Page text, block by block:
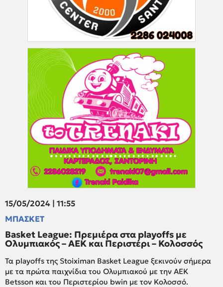
15/05/2024 | 11:55
ΜΠΑΣΚΕΤ
Basket League: Πρεμιέρα στα playoffs με
Ολυμπιακός – ΑΕΚ και Περιστέρι – Κολοσσός
Τα playoffs της Stoiximan Basket League ξεκινούν σήμερα
με τα πρώτα παιχνίδια του Ολυμπιακού με την ΑΕΚ
Betsson και του Περιστερίου bwin με τον Κολοσσό.